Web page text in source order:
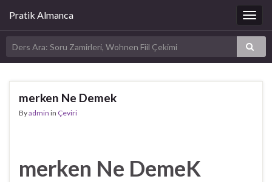
Pratik Almanca
merken Ne Demek
Byadmin in Çeviri
merken Ne DemeK